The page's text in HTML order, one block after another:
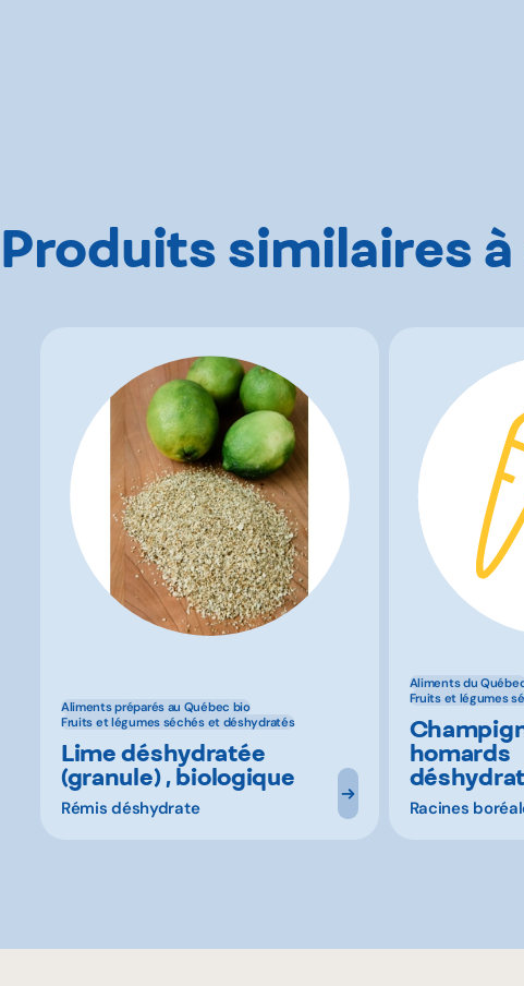
Produits similaires
Aliments préparés au Québec bio
Fruits et légumes séchés et déshydratés
Lime déshydratée
(granule) , biologique
Rémis déshydrate
Aliments du
Fruits et légumes
homards
Racines